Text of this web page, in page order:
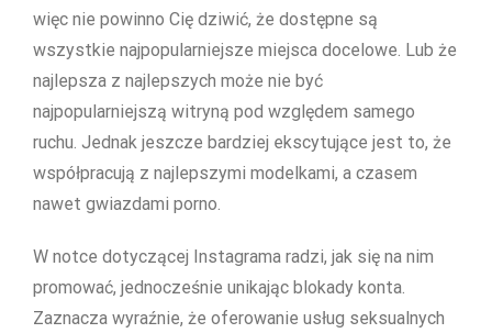
więc nie powinno Cię dziwić, że dostępne są
wszystkie najpopularniejsze miejsca docelowe. Lub że
najlepsza z najlepszych może nie być
najpopularniejszą witryną pod względem samego
ruchu. Jednak jeszcze bardziej ekscytujące jest to, że
współpracują z najlepszymi modelkami, a czasem
nawet gwiazdami porno.
W notce dotyczącej Instagrama radzi, jak się na nim
promować, jednocześnie unikając blokady konta.
Zaznacza wyraźnie, że oferowanie usług seksualnych